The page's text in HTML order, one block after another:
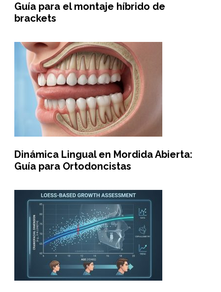
Guía para el montaje híbrido de
brackets
Dinámica Lingual en Mordida Abierta:
Guía para Ortodoncistas